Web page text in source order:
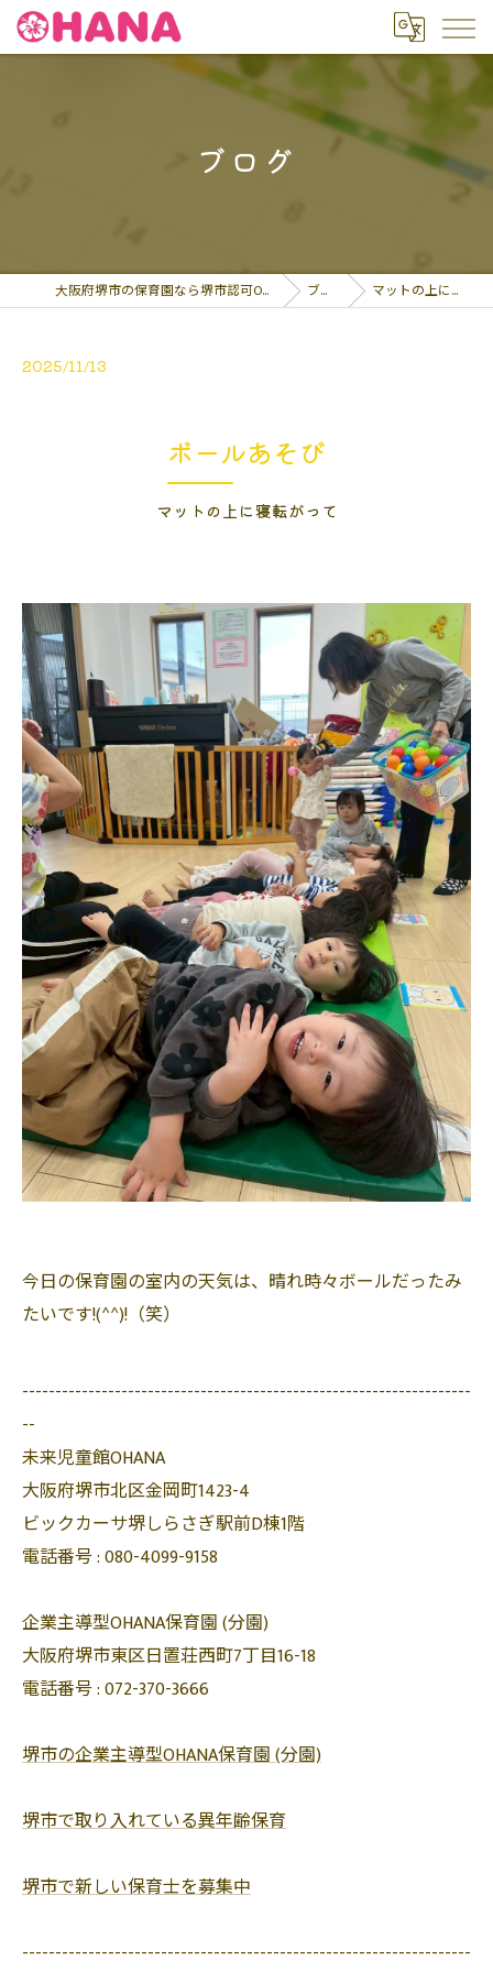
ブログ
大阪府堺市の保育園なら堺市認可OHANA保育園 ブログ マットの上に寝転が…
2025/11/13
ボールあそび
マットの上に寝転がって
今日の保育園の室内の天気は、晴れ時々ボールだったみ
たいです!(^^)!（笑）
--------------------------------------------------------------------
--
未来児童館OHANA
大阪府堺市北区金岡町1423-4
ビックカーサ堺しらさぎ駅前D棟1階
電話番号 :080-4099-9158
企業主導型OHANA保育園 (分園)
大阪府堺市東区日置荘西町7丁目16-18
電話番号 :072-370-3666
堺市の企業主導型OHANA保育園 (分園)
堺市で取り入れている異年齢保育
堺市で新しい保育士を募集中
--------------------------------------------------------------------